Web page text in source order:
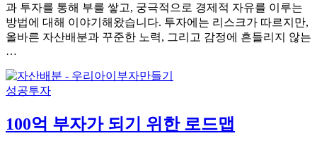
과 투자를 통해 부를 쌓고, 궁극적으로 경제적 자유를 이루는
방법에 대해 이야기해왔습니다. 투자에는 리스크가 따르지만,
올바른 자산배분과 꾸준한 노력, 그리고 감정에 흔들리지 않는
…
성공투자
100억 부자가 되기 위한 로드맵